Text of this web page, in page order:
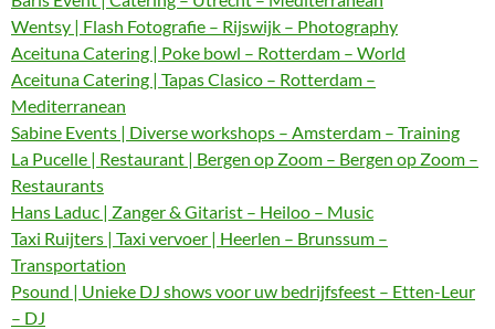
Wentsy | Flash Fotografie – Rijswijk – Photography
Aceituna Catering | Poke bowl – Rotterdam – World
Aceituna Catering | Tapas Clasico – Rotterdam –
Mediterranean
Sabine Events | Diverse workshops – Amsterdam – Training
La Pucelle | Restaurant | Bergen op Zoom – Bergen op Zoom –
Restaurants
Hans Laduc | Zanger & Gitarist – Heiloo – Music
Taxi Ruijters | Taxi vervoer | Heerlen – Brunssum –
Transportation
Psound | Unieke DJ shows voor uw bedrijfsfeest – Etten-Leur
– DJ